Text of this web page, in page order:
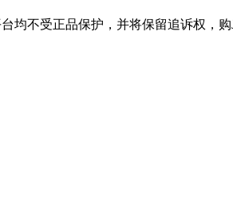
不受正品保护，并将保留追诉权，